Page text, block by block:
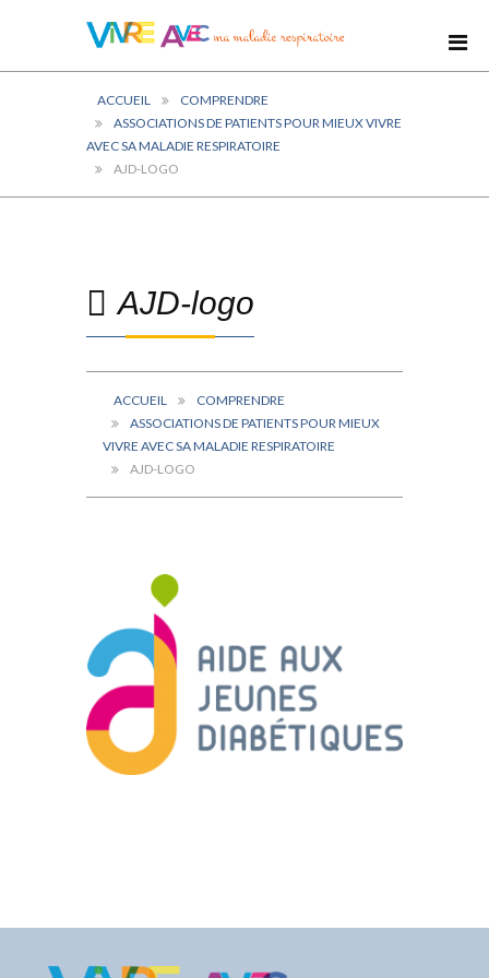
ACCUEIL
COMPRENDRE
ASSOCIATIONS DE PATIENTS POUR MIEUX VIVRE
AVEC SA MALADIE RESPIRATOIRE
AJD-LOGO
AJD-logo
ACCUEIL
COMPRENDRE
ASSOCIATIONS DE PATIENTS POUR MIEUX
VIVRE AVEC SA MALADIE RESPIRATOIRE
AJD-LOGO